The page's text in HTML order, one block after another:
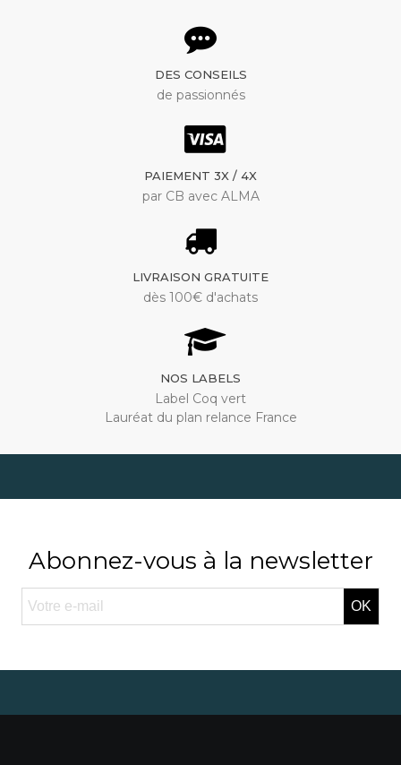
DES CONSEILS
de passionnés
PAIEMENT 3X / 4X
par CB avec ALMA
LIVRAISON GRATUITE
dès 100€ d'achats
NOS LABELS
Label Coq vert
Lauréat du plan relance France
Abonnez-vous à la newsletter
OK